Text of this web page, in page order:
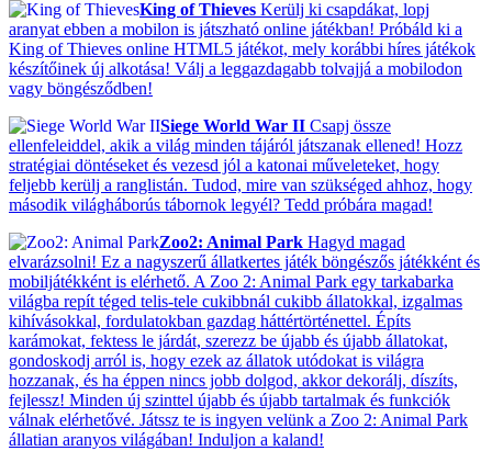
King of Thieves Kerülj ki csapdákat, lopj
aranyat ebben a mobilon is játszható online játékban! Próbáld ki a
King of Thieves online HTML5 játékot, mely korábbi híres játékok
készítőinek új alkotása! Válj a leggazdagabb tolvajjá a mobilodon
vagy böngésződben!
Siege World War II Csapj össze
ellenfeleiddel, akik a világ minden tájáról játszanak ellened! Hozz
stratégiai döntéseket és vezesd jól a katonai műveleteket, hogy
feljebb kerülj a ranglistán. Tudod, mire van szükséged ahhoz, hogy
második világháborús tábornok legyél? Tedd próbára magad!
Zoo2: Animal Park Hagyd magad
elvarázsolni! Ez a nagyszerű állatkertes játék böngészős játékként és
mobiljátékként is elérhető. A Zoo 2: Animal Park egy tarkabarka
világba repít téged telis-tele cukibbnál cukibb állatokkal, izgalmas
kihívásokkal, fordulatokban gazdag háttértörténettel. Építs
karámokat, fektess le járdát, szerezz be újabb és újabb állatokat,
gondoskodj arról is, hogy ezek az állatok utódokat is világra
hozzanak, és ha éppen nincs jobb dolgod, akkor dekorálj, díszíts,
fejlessz! Minden új szinttel újabb és újabb tartalmak és funkciók
válnak elérhetővé. Játssz te is ingyen velünk a Zoo 2: Animal Park
állatian aranyos világában! Induljon a kaland!